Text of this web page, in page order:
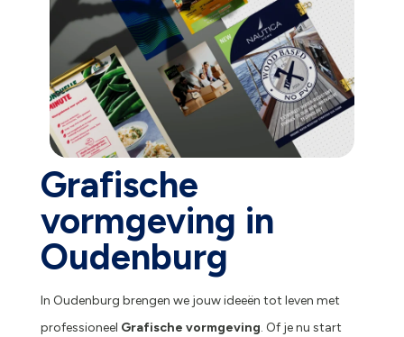
Grafische
vormgeving in
Oudenburg
In Oudenburg brengen we jouw ideeën tot leven met
professioneel Grafische vormgeving. Of je nu start